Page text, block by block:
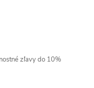
zľavy do 10%